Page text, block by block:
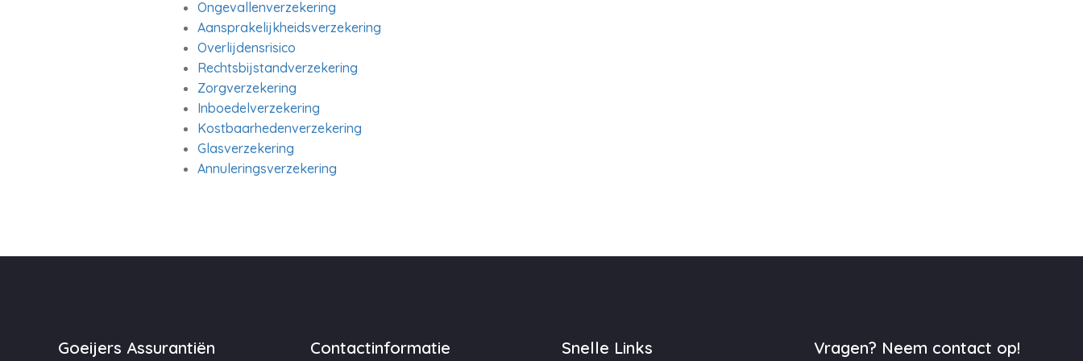
Ongevallenverzekering
Aansprakelijkheidsverzekering
Overlijdensrisico
Rechtsbijstandverzekering
Zorgverzekering
Inboedelverzekering
Kostbaarhedenverzekering
Glasverzekering
Annuleringsverzekering
Goeijers Assurantiën Contactinformatie Snelle Links Vragen? Neem contact op!